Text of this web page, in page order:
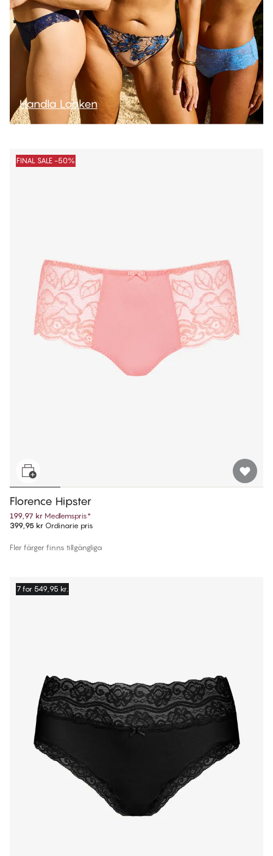
FINAL SALE -50%
Florence Hipster
199,97 kr Medlemspris*
399,95 kr Ordinarie pris
Fler färger finns tillgängliga
7 for 549,95 kr.
Handla Looken